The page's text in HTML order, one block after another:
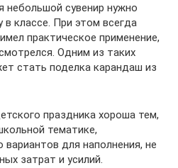
небольшой сувенир нужно
в классе. При этом всегда
практическое применение,
Одним из таких
стать поделка карандаш из
праздника хороша тем,
тематике,
для наполнения, не
затрат и усилий.